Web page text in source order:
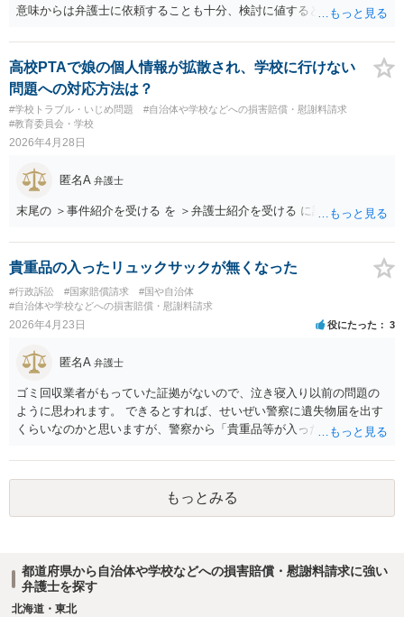
意味からは弁護士に依頼することも十分、検討に値するといえます。
を自ら認めることは稀です。 損害賠償を求めた場合であっても、市は
容易に賠償に応じませんし、裁判等にもつれ込んでもどの程度の金額
となるか、予測が付きづらい面もあります。 このように、弁護士への
依頼はいわゆる費用倒れとなる可能性も考えねばなりません。ご依頼
なさったとして、受けるかどうかは弁護士次第ですが、お会いになる
弁護士とも、見通しや方針等について前もってよくご相談なさること
高校PTAで娘の個人情報が拡散され、学校に行けない
問題への対応方法は？
#学校トラブル・いじめ問題
#自治体や学校などへの損害賠償・慰謝料請求
#教育委員会・学校
2026年4月28日
匿名A 弁護士
末尾の ＞事件紹介を受ける を ＞弁護士紹介を受ける に訂正します。
貴重品の入ったリュックサックが無くなった
#行政訴訟 #国家賠償請求
#国や自治体
#自治体や学校などへの損害賠償・慰謝料請求
2026年4月23日 役にたった 3
匿名A 弁護士
ゴミ回収業者がもっていた証拠がないので、泣き寝入り以前の問題の
ように思われます。 できるとすれば、せいぜい警察に遺失物届を出す
くらいなのかと思いますが、警察から「貴重品等が入ったリュックサ
われます。
もっとみる
都道府県から自治体や学校などへの損害賠償・慰謝料請求に強い
弁護士を探す
北海道・東北